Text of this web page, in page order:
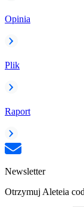
Opinia
Plik
Raport
Newsletter
Otrzymuj Aleteia